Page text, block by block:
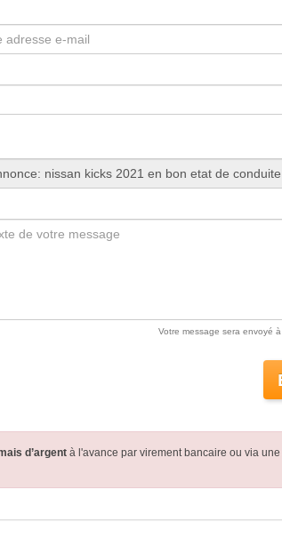
Votre message sera envoyé
d’argent à l'avance par virement bancaire ou via